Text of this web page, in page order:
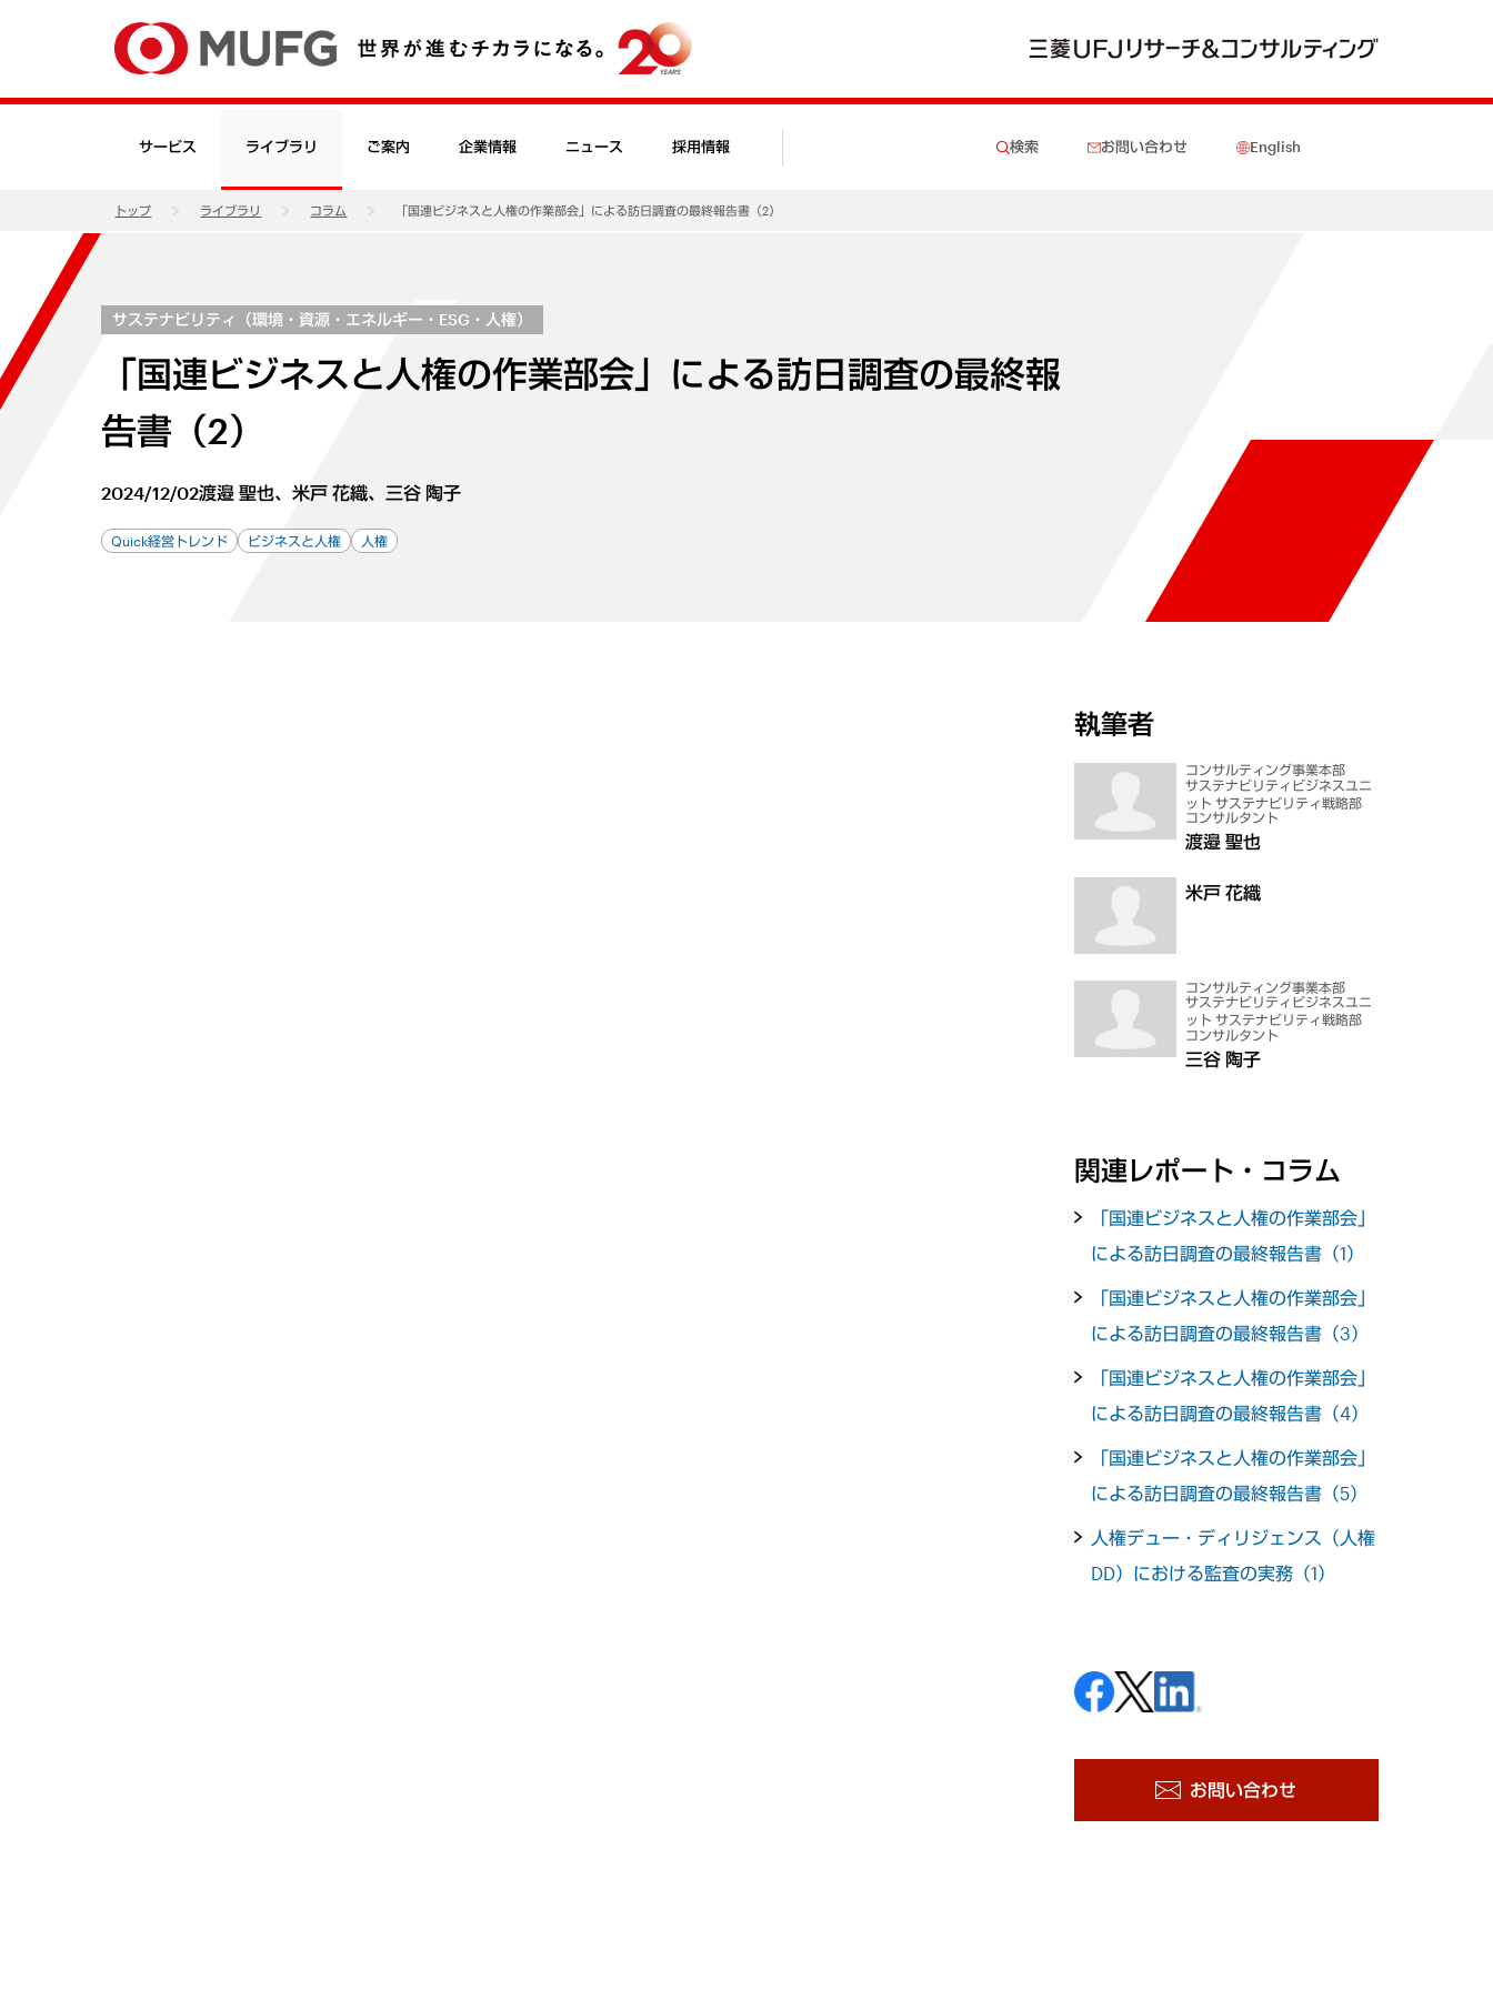
サービス ライブラリ ご案内 企業情報 ニュース 採用情報 検索 お問い合わせ English
トップ ライブラリ コラム 「国連ビジネスと人権の作業部会」による訪日調査の最終報告書（2）
サステナビリティ（環境・資源・エネルギー・ESG・人権）
「国連ビジネスと人権の作業部会」による訪日調査の最終報
告書（2）
2024/12/02渡邉 聖也、米戸 花織、三谷 陶子
Quick経営トレンド ビジネスと人権 人権
執筆者
コンサルティング事業本部
サステナビリティビジネスユニ
ット サステナビリティ戦略部
コンサルタント
渡邉 聖也
米戸 花織
コンサルティング事業本部
サステナビリティビジネスユニ
ット サステナビリティ戦略部
コンサルタント
三谷 陶子
関連レポート・コラム
「国連ビジネスと人権の作業部会」
による訪日調査の最終報告書（1）
「国連ビジネスと人権の作業部会」
による訪日調査の最終報告書（3）
「国連ビジネスと人権の作業部会」
による訪日調査の最終報告書（4）
「国連ビジネスと人権の作業部会」
による訪日調査の最終報告書（5）
人権デュー・ディリジェンス（人権
DD）における監査の実務（1）
お問い合わせ